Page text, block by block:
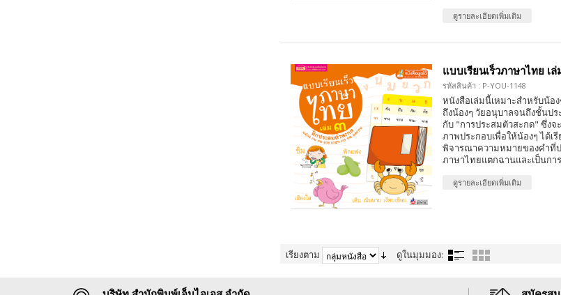
ดูรายละเอียดเพิ่มเติม
แบบเรียนเร็วภาษาไทย เ
รหัสสินค้า : P-YOU-1148
หนังสือเล่มนี้เหมาะสำหรับน้อ
ถึงน้องๆ วัยอนุบาลจนถึงชั้นป
กับ "การประสมตัวสะกด" ซึ่ง
ภาพประกอบเพื่อให้น้องๆ ได้เ
พิจารณาความหมายของคำที่
ภาษาไทยแตกฉานและเป็นก
ดูรายละเอียดเพิ่มเติม
เรียงตาม ดูในมุมมอง: